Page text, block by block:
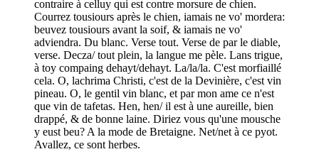
contraire à celluy qui est contre morsure de chien.
Courrez tousiours après le chien, iamais ne vo' mordera:
beuvez tousiours avant la soif, & iamais ne vo'
adviendra. Du blanc. Verse tout. Verse de par le diable,
verse. Decza/ tout plein, la langue me pèle. Lans trigue,
à toy compaing dehayt/dehayt. La/la/la. C'est morfiaillé
cela. O, lachrima Christi, c'est de la Devinière, c'est vin
pineau. O, le gentil vin blanc, et par mon ame ce n'est
que vin de tafetas. Hen, hen/ il est à une aureille, bien
drappé, & de bonne laine. Diriez vous qu'une mousche
y eust beu? A la mode de Bretaigne. Net/net à ce pyot.
Avallez, ce sont herbes.